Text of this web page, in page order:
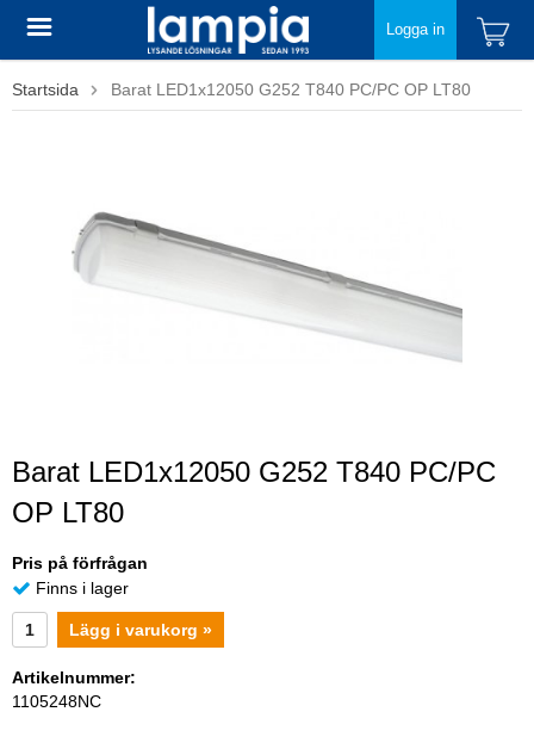
Logga in
Startsida Barat LED1x12050 G252 T840 PC/PC OP LT80
Barat LED1x12050 G252 T840 PC/PC
OP LT80
Pris på förfrågan
Finns i lager
Lägg i varukorg »
Artikelnummer:
1105248NC